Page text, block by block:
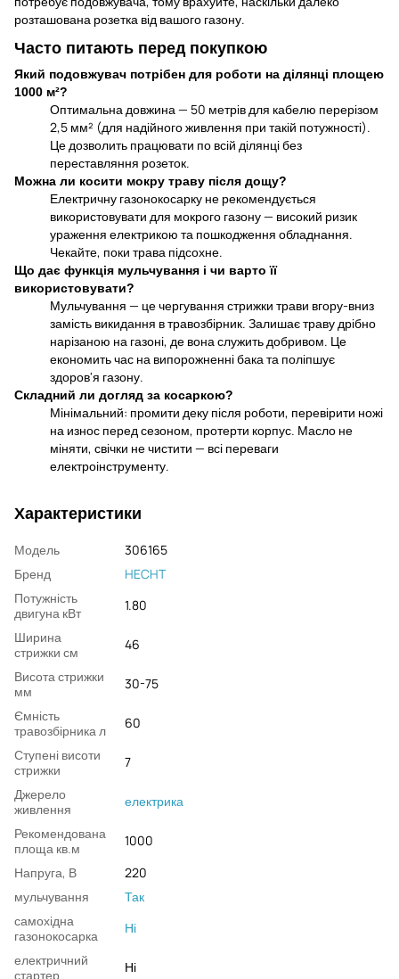
розташована розетка від вашого газону.
Часто питають перед покупкою
Який подовжувач потрібен для роботи на ділянці площею
1000 м²?
Оптимальна довжина — 50 метрів для кабелю перерізом
2,5 мм² (для надійного живлення при такій потужності).
Це дозволить працювати по всій ділянці без
переставляння розеток.
Можна ли косити мокру траву після дощу?
Електричну газонокосарку не рекомендується
використовувати для мокрого газону — високий ризик
ураження електрикою та пошкодження обладнання.
Чекайте, поки трава підсохне.
Що дає функція мульчування і чи варто її
використовувати?
Мульчування — це чергування стрижки трави вгору-вниз
замість викидання в травозбірник. Залишає траву дрібно
нарізаною на газоні, де вона служить добривом. Це
економить час на випорожненні бака та поліпшує
здоров'я газону.
Складний ли догляд за косаркою?
Мінімальний: промити деку після роботи, перевірити ножі
на износ перед сезоном, протерти корпус. Масло не
міняти, свічки не чистити — всі переваги
електроінструменту.
Характеристики
Модель
306165
Бренд
HECHT
Потужність
двигуна кВт
1.80
Ширина
стрижки см
46
Висота стрижки
мм
30-75
Ємність
травозбірника л
60
Ступені висоти
стрижки
7
Джерело
живлення
електрика
Рекомендована
площа кв.м
1000
Напруга, В
220
мульчування
Так
самохідна
газонокосарка
Ні
електричний
стартер
Ні